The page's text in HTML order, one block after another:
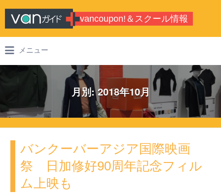
vancoupon!＆スクール情報
バンクーバーのシティガイド・学校情
報
メニュー
月別: 2018年10月
バンクーバーアジア国際映画
祭 日加修好90周年記念フィル
ム上映も